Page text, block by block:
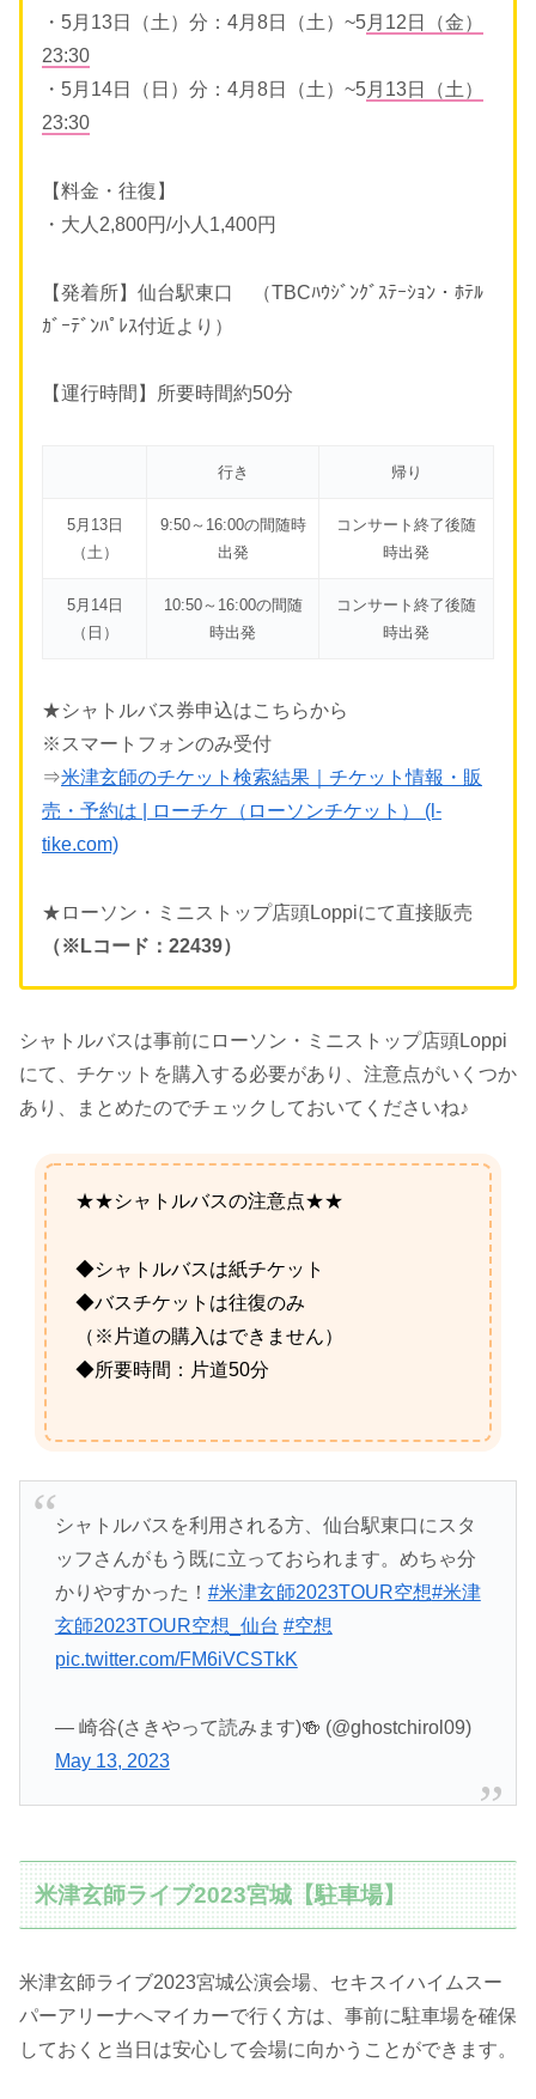
・5月13日（土）分：4月8日（土）~5月12日（金）
23:30
・5月14日（日）分：4月8日（土）~5月13日（土）
23:30
【料金・往復】
・大人2,800円/小人1,400円
【発着所】仙台駅東口 （TBCﾊｳｼﾞﾝｸﾞｽﾃｰｼｮﾝ・ﾎﾃﾙ
ｶﾞｰﾃﾞﾝﾊﾟﾚｽ付近より）
【運行時間】所要時間約50分
行き 帰り
5月13日
（土）
9:50～16:00の間随時
出発
コンサート終了後随
時出発
5月14日
（日）
10:50～16:00の間随
時出発
コンサート終了後随
時出発
★シャトルバス券申込はこちらから
※スマートフォンのみ受付
⇒米津玄師のチケット検索結果｜チケット情報・販
売・予約は | ローチケ（ローソンチケット） (l-
tike.com)
★ローソン・ミニストップ店頭Loppiにて直接販売
（※Lコード：22439）
シャトルバスは事前にローソン・ミニストップ店頭Loppi
にて、チケットを購入する必要があり、注意点がいくつか
あり、まとめたのでチェックしておいてくださいね♪
★★シャトルバスの注意点★★
◆シャトルバスは紙チケット
◆バスチケットは往復のみ
（※片道の購入はできません）
◆所要時間：片道50分
シャトルバスを利用される方、仙台駅東口にスタ
ッフさんがもう既に立っておられます。めちゃ分
かりやすかった！ #米津玄師2023TOUR空想#米津
玄師2023TOUR空想_仙台 #空想
pic.twitter.com/FM6iVCSTkK
— 崎谷(さきやって読みます)🍻 (@ghostchirol09)
May 13, 2023
米津玄師ライブ2023宮城【駐車場】
米津玄師ライブ2023宮城公演会場、セキスイハイムスー
パーアリーナへマイカーで行く方は、事前に駐車場を確保
しておくと当日は安心して会場に向かうことができます。